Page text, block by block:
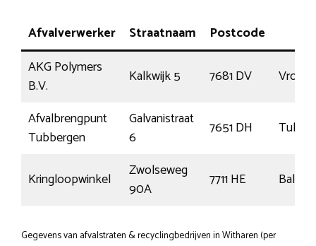
Afvalverwerker Straatnaam Postcode
AKG Polymers
B.V.
Kalkwijk 5 7681 DV
Afvalbrengpunt
Tubbergen
Galvanistraat
6
7651 DH
Kringloopwinkel
Zwolseweg
90A
7711 HE
Gegevens van afvalstraten & recyclingbedrijven in Witharen (per